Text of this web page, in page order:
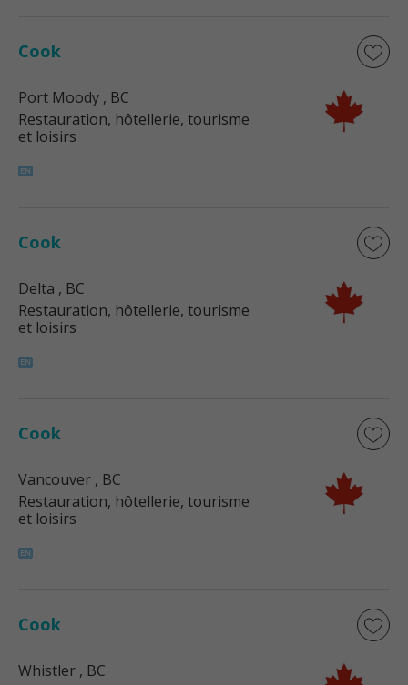
Cook
Port Moody , BC
Restauration, hôtellerie, tourisme
et loisirs
Cook
Delta , BC
Restauration, hôtellerie, tourisme
et loisirs
Cook
Vancouver , BC
Restauration, hôtellerie, tourisme
et loisirs
Cook
Whistler , BC